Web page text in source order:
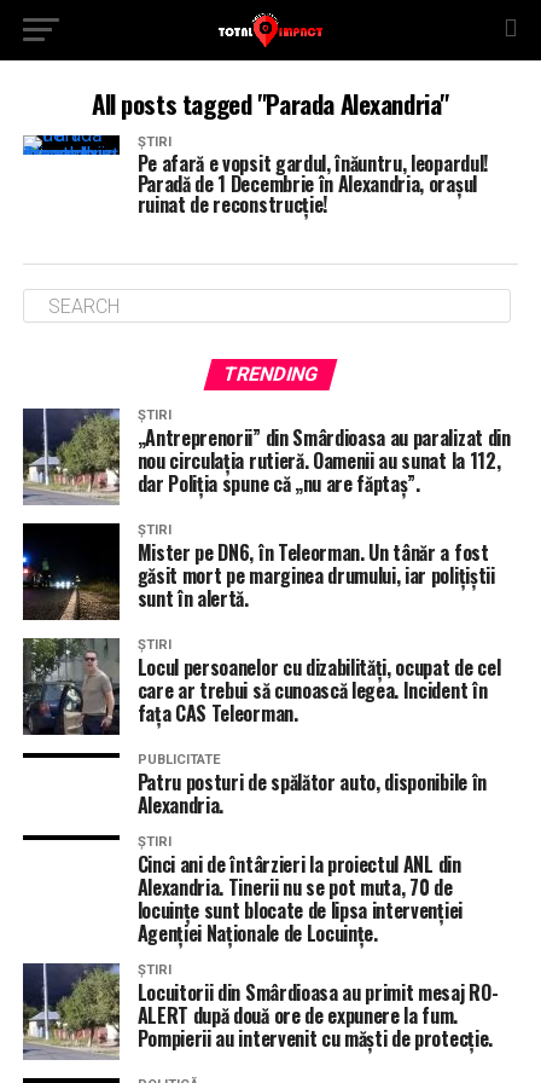
All posts tagged "Parada Alexandria"
ȘTIRI
Pe afară e vopsit gardul, înăuntru, leopardul!
Paradă de 1 Decembrie în Alexandria, orașul
ruinat de reconstrucție!
TRENDING
ȘTIRI
„Antreprenorii” din Smârdioasa au paralizat din
nou circulația rutieră. Oamenii au sunat la 112,
dar Poliția spune că „nu are făptaș”.
ȘTIRI
Mister pe DN6, în Teleorman. Un tânăr a fost
găsit mort pe marginea drumului, iar polițiștii
sunt în alertă.
ȘTIRI
Locul persoanelor cu dizabilități, ocupat de cel
care ar trebui să cunoască legea. Incident în
fața CAS Teleorman.
PUBLICITATE
Patru posturi de spălător auto, disponibile în
Alexandria.
ȘTIRI
Cinci ani de întârzieri la proiectul ANL din
Alexandria. Tinerii nu se pot muta, 70 de
locuințe sunt blocate de lipsa intervenției
Agenției Naționale de Locuințe.
ȘTIRI
Locuitorii din Smârdioasa au primit mesaj RO-
ALERT după două ore de expunere la fum.
Pompierii au intervenit cu măști de protecție.